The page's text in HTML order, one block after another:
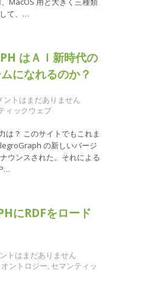
て、…
はＡＩ新時代の
になれるのか？
ントはまだありません
ィックウェブ
は？ このサイトでもこれま
の新しいバージ
ウンスされた。それによる
にRDFをロード
トはまだありません
オントロジー セマンティッ